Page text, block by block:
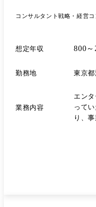
コンサルタント戦略・経営
想定年収 800～
勤務地 東京都
業務内容
エン
って
り、事業・組織
理・
ンバーの
た新規事業